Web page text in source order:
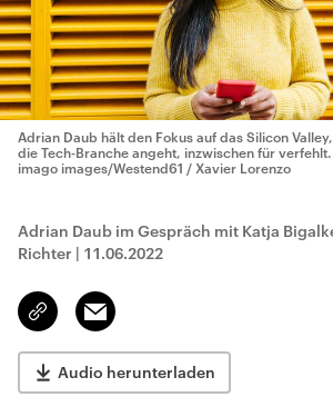
Adrian Daub hält den Fokus auf das Silicon
die Tech-Branche angeht, inzwischen für verfehlt.
imago images/Westend61 / Xavier Lorenzo
Adrian Daub im Gespräch mit Katja
Richter | 11.06.2022
Link
kopieren/teilen
Email
Audio herunterladen